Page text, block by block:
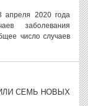
апреля 2020 года
заболевания
число случаев
СЕМЬ НОВЫХ